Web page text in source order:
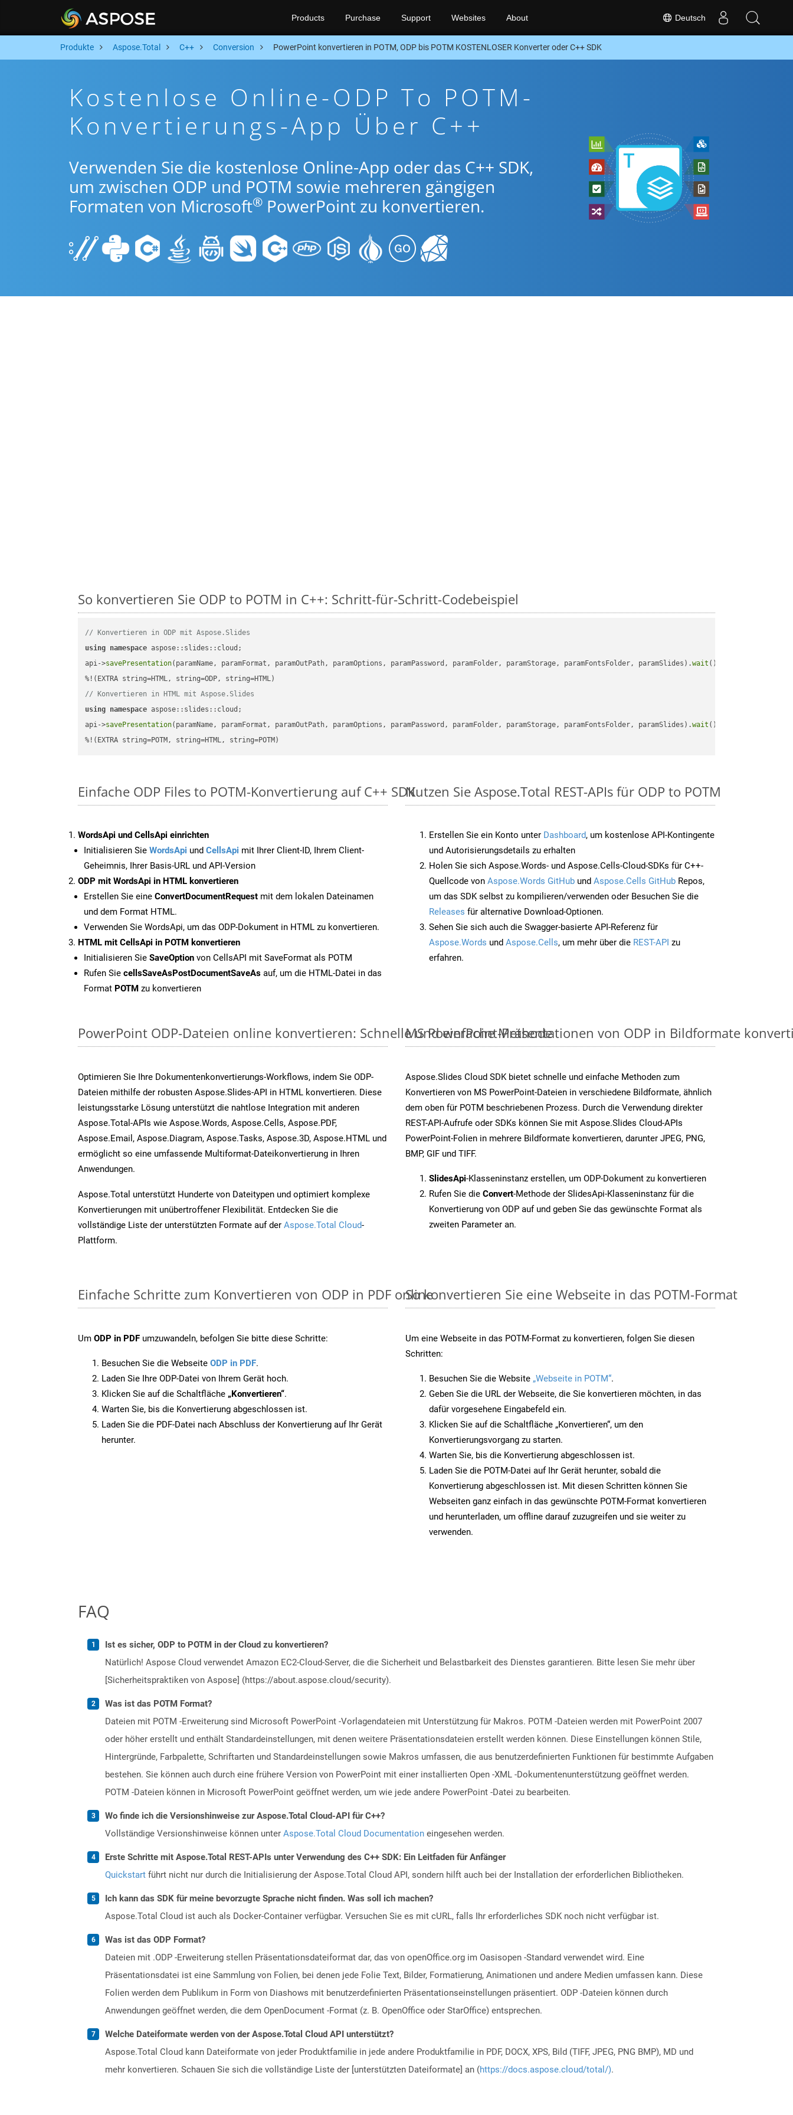
Deutsch
Products Purchase Support Websites About
Produkte Aspose.Total C++ Conversion PowerPoint konvertieren in POTM, ODP bis POTM KOSTENLOSER Konverter oder C++ SDK
Kostenlose Online-ODP To POTM-
Konvertierungs-App Über C++
Verwenden Sie die kostenlose Online-App oder das C++ SDK,
um zwischen ODP und POTM sowie mehreren gängigen
Formaten von Microsoft® PowerPoint zu konvertieren.
So konvertieren Sie ODP to POTM in C++: Schritt-für-Schritt-Codebeispiel
// Konvertieren in ODP mit Aspose.Slides
using namespace aspose::slides::cloud;
api->savePresentation(paramName, paramFormat, paramOutPath, paramOptions, paramPassword, paramFolder, paramStorage, paramFontsFolder, paramSlides).wait ();
// Konvertieren in HTML mit Aspose.Slides
using namespace aspose::slides::cloud;
api->savePresentation(paramName, paramFormat, paramOutPath, paramOptions, paramPassword, paramFolder, paramStorage, paramFontsFolder, paramSlides).wait ();
%!(EXTRA string=POTM, string=HTML, string=POTM)
Einfache ODP Files to POTM-Konvertierung auf C++ SDK
WordsApi und CellsApi einrichten
Initialisieren Sie WordsApi und CellsApi mit Ihrer Client-ID, Ihrem Client-
Geheimnis, Ihrer Basis-URL und API-Version
ODP mit WordsApi in HTML konvertieren
Erstellen Sie eine ConvertDocumentRequest mit dem lokalen Dateinamen
und dem Format HTML.
Verwenden Sie WordsApi, um das ODP-Dokument in HTML zu konvertieren.
HTML mit CellsApi in POTM konvertieren
Initialisieren Sie SaveOption von CellsAPI mit SaveFormat als POTM
Rufen Sie cellsSaveAsPostDocumentSaveAs auf, um die HTML-Datei in das
Format POTM zu konvertieren
Nutzen Sie Aspose.Total REST-APIs für ODP to POTM
Erstellen Sie ein Konto unter Dashboard, um kostenlose API-Kontingente
und Autorisierungsdetails zu erhalten
Holen Sie sich Aspose.Words- und Aspose.Cells-Cloud-SDKs für C++-
Quellcode von Aspose.Words GitHub und Aspose.Cells GitHub Repos,
um das SDK selbst zu kompilieren/verwenden oder Besuchen Sie die
Releases für alternative Download-Optionen.
Sehen Sie sich auch die Swagger-basierte API-Referenz für
Aspose.Words und Aspose.Cells, um mehr über die REST-API zu
erfahren.
PowerPoint ODP-Dateien online konvertieren: Schnelle und einfache Methode
Optimieren Sie Ihre Dokumentenkonvertierungs-Workflows, indem Sie ODP-
Dateien mithilfe der robusten Aspose.Slides-API in HTML konvertieren. Diese
leistungsstarke Lösung unterstützt die nahtlose Integration mit anderen
Aspose.Total-APIs wie Aspose.Words, Aspose.Cells, Aspose.PDF,
Aspose.Email, Aspose.Diagram, Aspose.Tasks, Aspose.3D, Aspose.HTML und
ermöglicht so eine umfassende Multiformat-Dateikonvertierung in Ihren
Anwendungen.
Aspose.Total unterstützt Hunderte von Dateitypen und optimiert komplexe
Konvertierungen mit unübertroffener Flexibilität. Entdecken Sie die
vollständige Liste der unterstützten Formate auf der Aspose.Total Cloud-
Plattform.
MS PowerPoint-Präsentationen von ODP in Bildformate
Aspose.Slides Cloud SDK bietet schnelle und einfache Methoden zum
Konvertieren von MS PowerPoint-Dateien in verschiedene Bildformate, ähnlich
dem oben für POTM beschriebenen Prozess. Durch die Verwendung direkter
REST-API-Aufrufe oder SDKs können Sie mit Aspose.Slides Cloud-APIs
PowerPoint-Folien in mehrere Bildformate konvertieren, darunter JPEG, PNG,
BMP, GIF und TIFF.
SlidesApi-Klasseninstanz erstellen, um ODP-Dokument zu konvertieren
Rufen Sie die Convert-Methode der SlidesApi-Klasseninstanz für die
Konvertierung von ODP auf und geben Sie das gewünschte Format als
zweiten Parameter an.
Einfache Schritte zum Konvertieren von ODP in PDF online
Um ODP in PDF umzuwandeln, befolgen Sie bitte diese Schritte:
Besuchen Sie die Webseite ODP in PDF.
Laden Sie Ihre ODP-Datei von Ihrem Gerät hoch.
Klicken Sie auf die Schaltfläche „Konvertieren“.
Warten Sie, bis die Konvertierung abgeschlossen ist.
Laden Sie die PDF-Datei nach Abschluss der Konvertierung auf Ihr Gerät
herunter.
So konvertieren Sie eine Webseite in das POTM-Format
Um eine Webseite in das POTM-Format zu konvertieren, folgen Sie diesen
Schritten:
Besuchen Sie die Website „Webseite in POTM“.
Geben Sie die URL der Webseite, die Sie konvertieren möchten, in das
dafür vorgesehene Eingabefeld ein.
Klicken Sie auf die Schaltfläche „Konvertieren“, um den
Konvertierungsvorgang zu starten.
Warten Sie, bis die Konvertierung abgeschlossen ist.
Laden Sie die POTM-Datei auf Ihr Gerät herunter, sobald die
Konvertierung abgeschlossen ist. Mit diesen Schritten können Sie
Webseiten ganz einfach in das gewünschte POTM-Format konvertieren
und herunterladen, um offline darauf zuzugreifen und sie weiter zu
verwenden.
FAQ
Ist es sicher, ODP to POTM in der Cloud zu konvertieren?
Natürlich! Aspose Cloud verwendet Amazon EC2-Cloud-Server, die die Sicherheit und Belastbarkeit des Dienstes garantieren. Bitte lesen Sie mehr über
[Sicherheitspraktiken von Aspose] (https://about.aspose.cloud/security).
Was ist das POTM Format?
Dateien mit POTM -Erweiterung sind Microsoft PowerPoint -Vorlagendateien mit Unterstützung für Makros. POTM -Dateien werden mit PowerPoint 2007
oder höher erstellt und enthält Standardeinstellungen, mit denen weitere Präsentationsdateien erstellt werden können. Diese Einstellungen können Stile,
Hintergründe, Farbpalette, Schriftarten und Standardeinstellungen sowie Makros umfassen, die aus benutzerdefinierten Funktionen für bestimmte Aufgaben
bestehen. Sie können auch durch eine frühere Version von PowerPoint mit einer installierten Open -XML -Dokumentenunterstützung geöffnet werden.
POTM -Dateien können in Microsoft PowerPoint geöffnet werden, um wie jede andere PowerPoint -Datei zu bearbeiten.
Wo finde ich die Versionshinweise zur Aspose.Total Cloud-API für C++?
Vollständige Versionshinweise können unter Aspose.Total Cloud Documentation eingesehen werden.
Erste Schritte mit Aspose.Total REST-APIs unter Verwendung des C++ SDK: Ein Leitfaden für Anfänger
Quickstart führt nicht nur durch die Initialisierung der Aspose.Total Cloud API, sondern hilft auch bei der Installation der erforderlichen Bibliotheken.
Ich kann das SDK für meine bevorzugte Sprache nicht finden. Was soll ich machen?
Aspose.Total Cloud ist auch als Docker-Container verfügbar. Versuchen Sie es mit cURL, falls Ihr erforderliches SDK noch nicht verfügbar ist.
Was ist das ODP Format?
Dateien mit .ODP -Erweiterung stellen Präsentationsdateiformat dar, das von openOffice.org im Oasisopen -Standard verwendet wird. Eine
Präsentationsdatei ist eine Sammlung von Folien, bei denen jede Folie Text, Bilder, Formatierung, Animationen und andere Medien umfassen kann. Diese
Folien werden dem Publikum in Form von Diashows mit benutzerdefinierten Präsentationseinstellungen präsentiert. ODP -Dateien können durch
Anwendungen geöffnet werden, die dem OpenDocument -Format (z. B. OpenOffice oder StarOffice) entsprechen.
Welche Dateiformate werden von der Aspose.Total Cloud API unterstützt?
Aspose.Total Cloud kann Dateiformate von jeder Produktfamilie in jede andere Produktfamilie in PDF, DOCX, XPS, Bild (TIFF, JPEG, PNG BMP), MD und
mehr konvertieren. Schauen Sie sich die vollständige Liste der [unterstützten Dateiformate] an (https://docs.aspose.cloud/total/).